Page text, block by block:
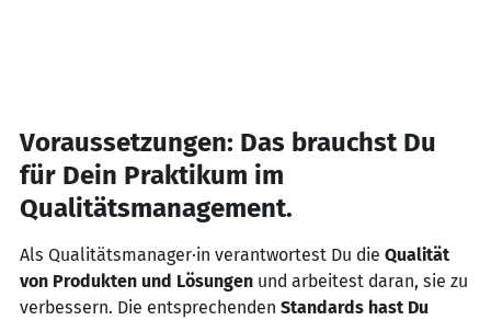
Voraussetzungen: Das brauchst Du
für Dein Praktikum im
Qualitätsmanagement.
Als Qualitätsmanager·in verantwortest Du die Qualität
von Produkten und Lösungen und arbeitest daran, sie zu
verbessern. Die entsprechenden Standards hast Du